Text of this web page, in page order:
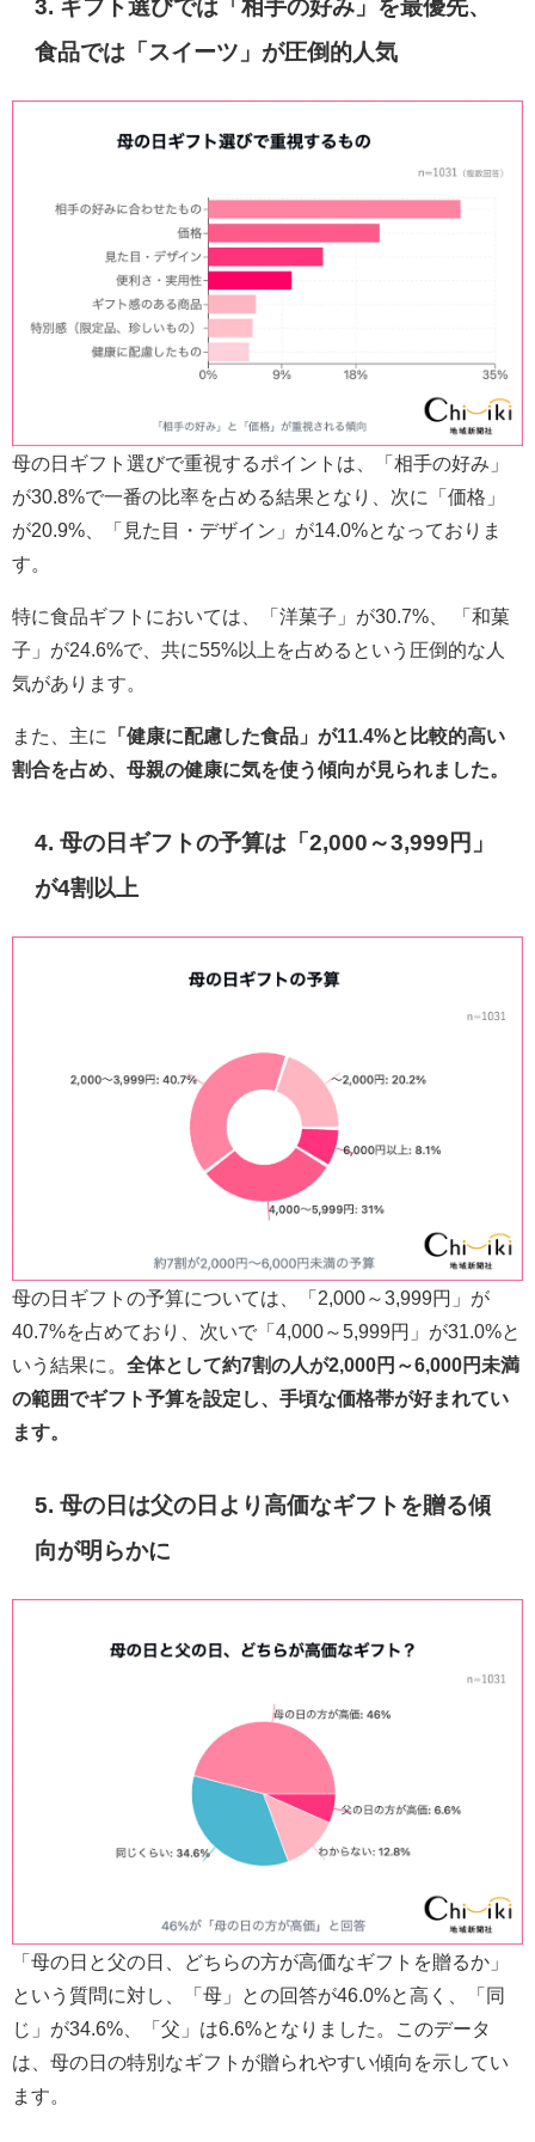
3. ギフト選びでは「相手の好み」を最優先、
食品では「スイーツ」が圧倒的人気
母の日ギフト選びで重視するポイントは、「相手の好み」
が30.8%で一番の比率を占める結果となり、次に「価格」
が20.9%、「見た目・デザイン」が14.0%となっておりま
す。
特に食品ギフトにおいては、「洋菓子」が30.7%、 「和菓
子」が24.6%で、共に55%以上を占めるという圧倒的な人
気があります。
また、主に
「健康に配慮した食品」が11.4%と比較的高い
割合を占め、母親の健康に気を使う傾向が見られました。
4. 母の日ギフトの予算は「2,000～3,999円」
が4割以上
母の日ギフトの予算については、「2,000～3,999円」が
40.7%を占めており、次いで「4,000～5,999円」が31.0%と
いう結果に。 全体として約7割の人が2,000円～6,000円未満
の範囲でギフト予算を設定し、手頃な価格帯が好まれてい
ます。
5. 母の日は父の日より高価なギフトを贈る傾
向が明らかに
「母の日と父の日、どちらの方が高価なギフトを贈るか」
という質問に対し、「母」との回答が46.0%と高く、「同
じ」が34.6%、「父」は6.6%となりました。このデータ
は、母の日の特別なギフトが贈られやすい傾向を示してい
ます。